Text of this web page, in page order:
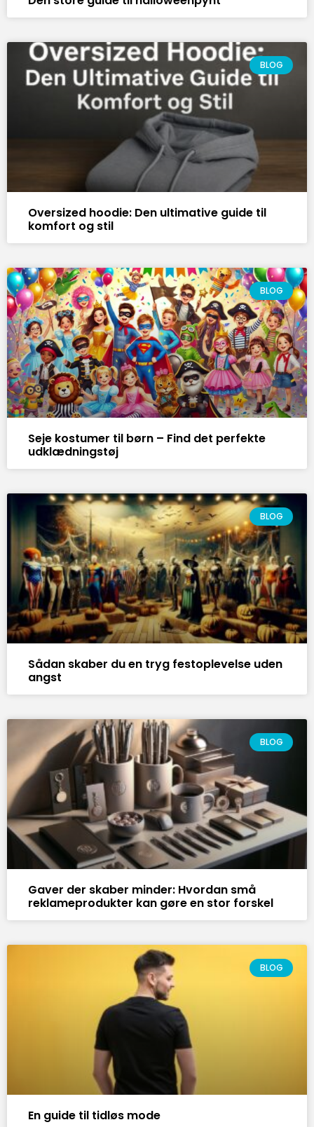
BLOG
Oversized hoodie: Den ultimative guide til
komfort og stil
BLOG
Seje kostumer til børn – Find det perfekte
udklædningstøj
BLOG
Sådan skaber du en tryg festoplevelse uden
angst
BLOG
Gaver der skaber minder: Hvordan små
reklameprodukter kan gøre en stor forskel
BLOG
En guide til tidløs mode